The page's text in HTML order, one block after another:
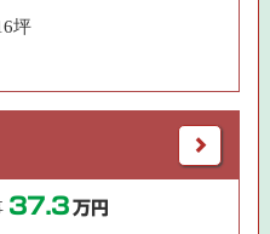
坪
37.3 万円